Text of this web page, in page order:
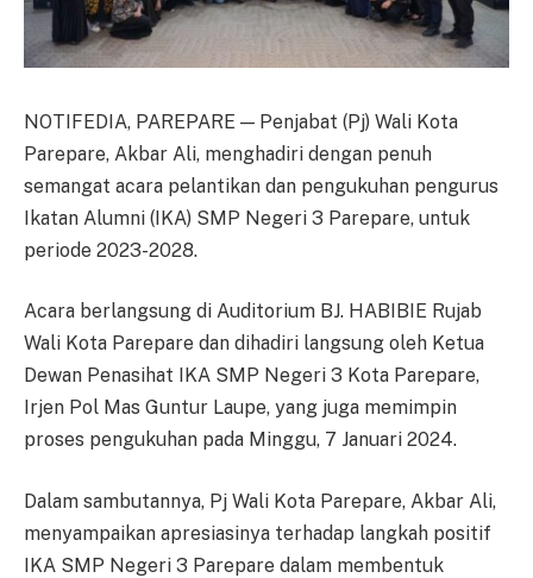
NOTIFEDIA, PAREPARE — Penjabat (Pj) Wali Kota
Parepare, Akbar Ali, menghadiri dengan penuh
semangat acara pelantikan dan pengukuhan pengurus
Ikatan Alumni (IKA) SMP Negeri 3 Parepare, untuk
periode 2023-2028.
Acara berlangsung di Auditorium BJ. HABIBIE Rujab
Wali Kota Parepare dan dihadiri langsung oleh Ketua
Dewan Penasihat IKA SMP Negeri 3 Kota Parepare,
Irjen Pol Mas Guntur Laupe, yang juga memimpin
proses pengukuhan pada Minggu, 7 Januari 2024.
Dalam sambutannya, Pj Wali Kota Parepare, Akbar Ali,
menyampaikan apresiasinya terhadap langkah positif
IKA SMP Negeri 3 Parepare dalam membentuk